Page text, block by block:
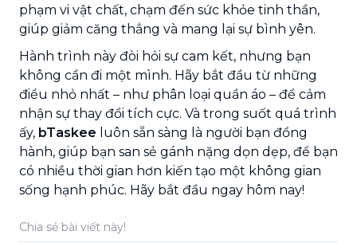
phạm vi vật chất, chạm đến sức khỏe tinh thần,
giúp giảm căng thẳng và mang lại sự bình yên.
Hành trình này đòi hỏi sự cam kết, nhưng bạn
không cần đi một mình. Hãy bắt đầu từ những
điều nhỏ nhất – như phân loại quần áo – để cảm
nhận sự thay đổi tích cực. Và trong suốt quá trình
ấy, bTaskee luôn sẵn sàng là người bạn đồng
hành, giúp bạn san sẻ gánh nặng dọn dẹp, để bạn
có nhiều thời gian hơn kiến tạo một không gian
sống hạnh phúc. Hãy bắt đầu ngay hôm nay!
Chia sẻ bài viết này!